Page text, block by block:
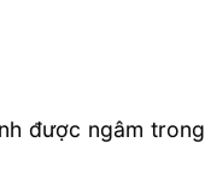
được ngâm